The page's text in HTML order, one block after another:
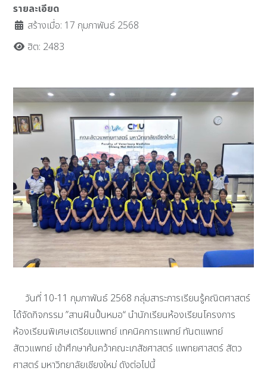
รายละเอียด
สร้างเมื่อ: 17 กุมภาพันธ์ 2568
ฮิต: 2483
วันที่ 10-11 กุมภาพันธ์ 2568 กลุ่มสาระการเรียนรู้คณิตศาสตร์
ได้จัดกิจกรรม ”สานฝันปั้นหมอ“ นำนักเรียนห้องเรียนโครงการ
ห้องเรียนพิเศษเตรียมแพทย์ เทคนิคการแพทย์ ทันตแพทย์
สัตวแพทย์ เข้าศึกษาค้นคว้าคณะเภสัชศาสตร์ แพทยศาสตร์ สัตว
ศาสตร์ มหาวิทยาลัยเชียงใหม่ ดังต่อไปนี้